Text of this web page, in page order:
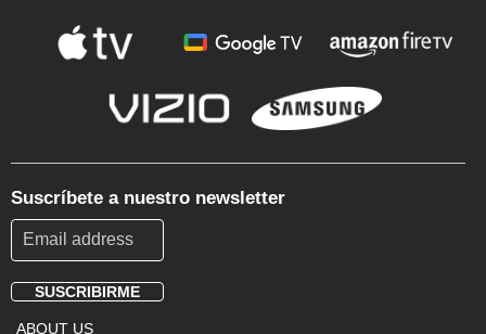
Suscríbete a nuestro newsletter
SUSCRIBIRME
ABOUT US